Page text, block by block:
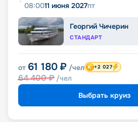
08:0011 июня 2027пт
Георгий Чичерин
СТАНДАРТ
от 61 180 ₽ /чел
64 400₽ /чел
+2 027
Выбрать круиз